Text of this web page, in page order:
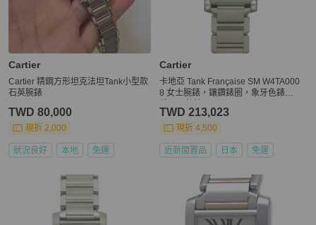
Cartier
Cartier 精鋼方形坦克法坦Tank小型款
石英腕錶
TWD 80,000
現折 2,000
狀況良好 本地 免運
Cartier
卡地亞 Tank Française SM W4TA000
8 女士腕錶，鑲鑽錶圈，象牙色錶
TWD 213,023
現折 4,500
近新閒置品 日本 免運